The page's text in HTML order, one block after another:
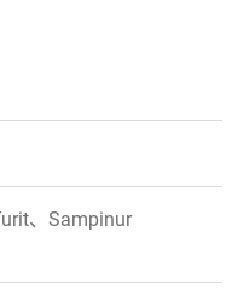
、Sampinur